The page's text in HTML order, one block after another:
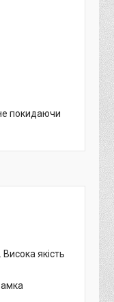
покидаючи
якість